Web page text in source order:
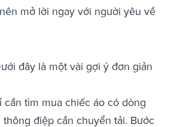
mở lời ngay với người yêu về
đây là một vài gợi ý đơn giản
tìm mua chiếc áo có dòng
điệp cần chuyển tải. Bước